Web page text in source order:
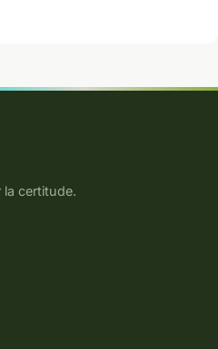
la certitude.